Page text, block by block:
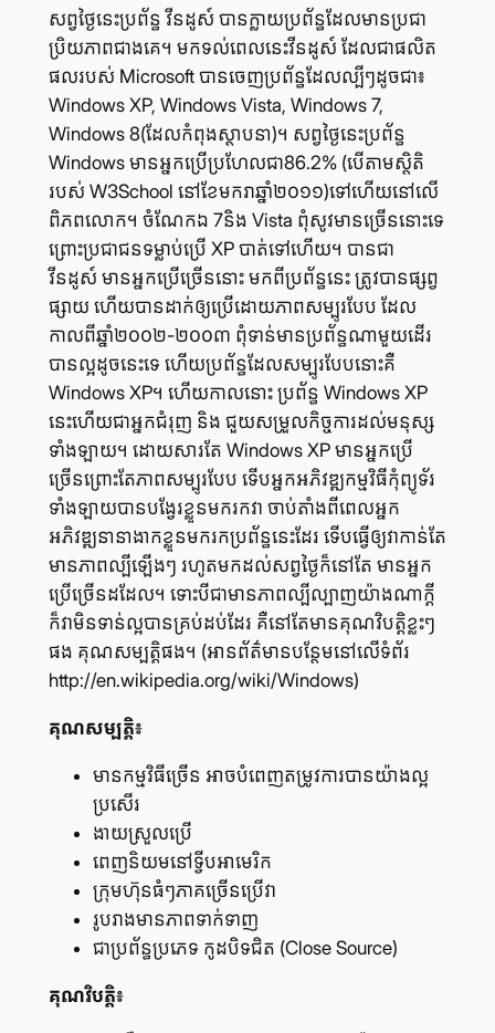
សព្វ​ថ្ងៃ​នេះ​ប្រព័ន្ធ វីនដូស៍ បាន​ក្លាយ​ប្រព័ន្ធ​ដែល​មាន​ប្រជា​
ប្រិយ​ភាព​ជាង​គេ។ មក​ទល់​ពេល​នេះ​វីនដូស៍ ដែល​ជា​ផលិត​
ផល​របស់ Microsoft បាន​ចេញ​ប្រព័ន្ធ​ដែល​ល្បីៗ​ដូច​ជា៖
Windows XP, Windows Vista, Windows 7,
Windows 8(ដែល​កំពុង​ស្ថាបនា)។ សព្វ​ថ្ងៃ​នេះ​ប្រព័ន្ធ
Windows មាន​អ្នក​ប្រើ​ប្រហែល​ជា​86.2% (បើ​តាម​ស្ថិតិ​
របស់ W3School នៅ​ខែ​មករា​ឆ្នាំ​២០១១)ទៅ​ហើយ​នៅ​លើ​
ពិភព​លោក។ ចំណែក​ឯ 7និង Vista ពុំ​សូវ​មាន​ច្រើន​នោះ​ទេ
ព្រោះ​ប្រជាជន​ទម្លាប់​ប្រើ XP បាត់​ទៅ​ហើយ។ បាន​ជា
វីនដូស៍ មាន​អ្នក​ប្រើ​ច្រើន​នោះ មក​ពី​ប្រព័ន្ធ​នេះ ត្រូវ​បាន​ផ្សព្វ​
ផ្សាយ ហើយ​បាន​ដាក់​ឲ្យ​ប្រើ​ដោយ​ភាព​សម្បូរ​បែប ដែល​
កាល​ពី​ឆ្នាំ​២០០២-២០០៣ ពុំ​ទាន់​មាន​ប្រព័ន្ធ​ណា​មួយ​ដើរ​
បាន​ល្អ​ដូច​នេះ​ទេ ហើយ​ប្រព័ន្ធ​ដែល​សម្បូរ​បែប​នោះ​គឺ
Windows XP។ ហើយ​កាល​នោះ ប្រព័ន្ធ Windows XP
នេះ​ហើយ​ជា​អ្នក​ជំរុញ និង ជួយ​សម្រួល​កិច្ច​ការ​ដល់​មនុស្ស​
ទាំង​ឡាយ។ ដោយ​សារ​តែ Windows XP មាន​អ្នក​ប្រើ​
ច្រើន​ព្រោះ​តែ​ភាព​សម្បូរ​បែប ទើប​អ្នក​អភិវឌ្ឍ​កម្មវិធី​កុំព្យូទ័រ​
ទាំង​ឡាយ​បាន​បង្វែរ​ខ្លួន​មក​រក​វា ចាប់​តាំង​ពី​ពេល​អ្នក​
អភិវឌ្ឍ​នានា​ងាក​ខ្លួន​មក​រក​ប្រព័ន្ធ​នេះ​ដែរ ទើប​ធ្វើ​ឲ្យ​វា​កាន់​តែ​
មាន​ភាព​ល្បី​ឡើងៗ រហូត​មក​ដល់​សព្វ​ថ្ងៃ​ក៏​នៅ​តែ មាន​អ្នក​
ប្រើ​ច្រើន​ដដែល។ ទោះ​បី​ជា​មាន​ភាព​ល្បី​ល្បាញ​យ៉ាង​ណា​ក្ដី
ក៏​វា​មិន​ទាន់​ល្អ​បាន​គ្រប់​ដប់​ដែរ គឺ​នៅ​តែ​មាន​គុណ​វិបត្តិ​ខ្លះៗ​
ផង គុណ​សម្បត្តិ​ផង។ (អាន​ព័ត៌មាន​បន្ថែម​នៅ​លើ​ទំព័រ
http://en.wikipedia.org/wiki/Windows)
គុណ​សម្បត្តិ៖
មាន​កម្មវិធី​ច្រើន អាច​បំពេញ​តម្រូវ​ការ​បាន​យ៉ាង​ល្អ​
ប្រសើរ
ងាយ​ស្រួល​ប្រើ
ពេញ​និយម​នៅ​ទ្វីប​អាមេរិក
ក្រុម​ហ៊ុន​ធំៗ​ភាគ​ច្រើន​ប្រើ​វា
រូបរាង​មាន​ភាព​ទាក់​ទាញ
ជា​ប្រព័ន្ធ​ប្រភេទ កូដ​បិទ​ជិត (Close Source)
គុណ​វិបត្តិ៖